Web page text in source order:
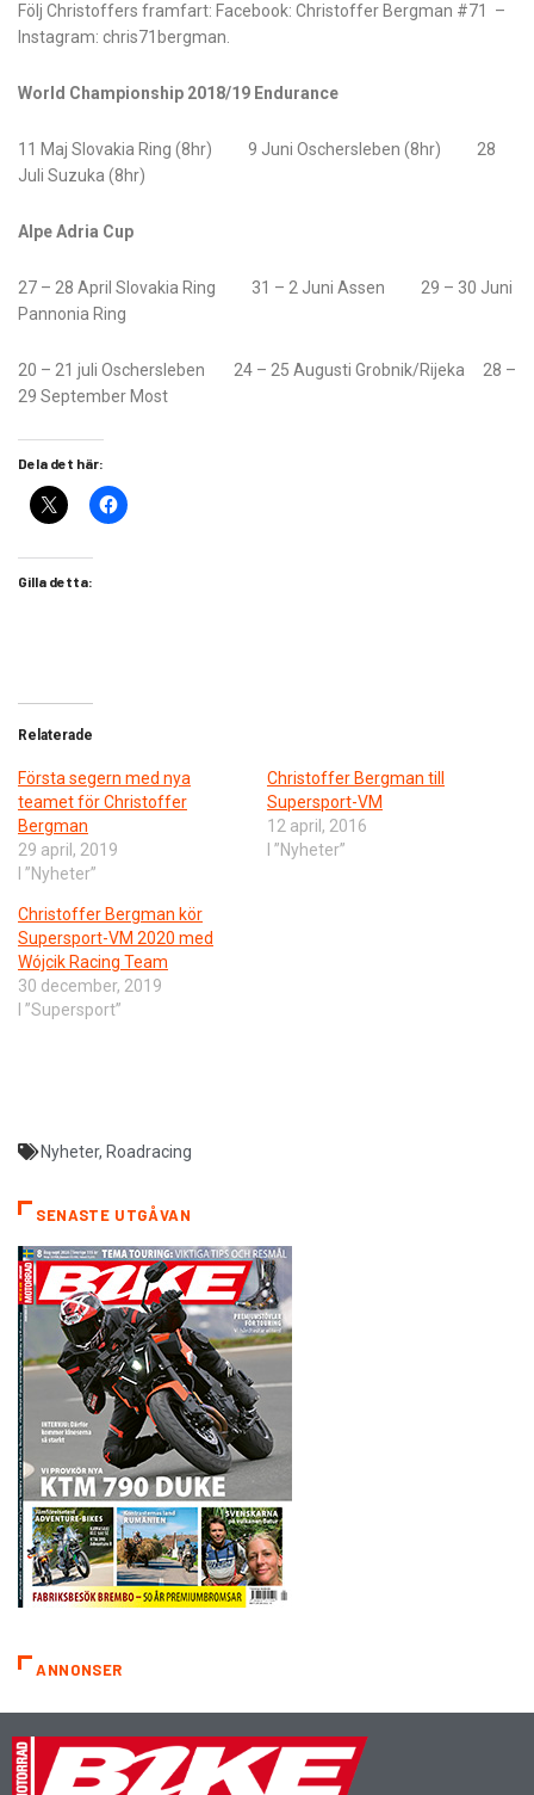
Följ Christoffers framfart: Facebook: Christoffer Bergman #71 –
Instagram: chris71bergman.
World Championship 2018/19 Endurance
11 Maj Slovakia Ring (8hr) 9 Juni Oschersleben (8hr) 28
Juli Suzuka (8hr)
Alpe Adria Cup
27 – 28 April Slovakia Ring 31 – 2 Juni Assen 29 – 30 Juni
Pannonia Ring
20 – 21 juli Oschersleben 24 – 25 Augusti Grobnik/Rijeka 28 –
29 September Most
Dela det här:
Gilla detta:
Relaterade
Första segern med nya
teamet för Christoffer
Bergman
29 april, 2019
I ”Nyheter”
Christoffer Bergman till
Supersport-VM
12 april, 2016
I ”Nyheter”
Christoffer Bergman kör
Supersport-VM 2020 med
Wójcik Racing Team
30 december, 2019
I ”Supersport”
Nyheter, Roadracing
SENASTE UTGÅVAN
ANNONSER